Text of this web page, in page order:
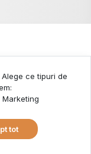
Alege ce tipuri de
Marketing
tot